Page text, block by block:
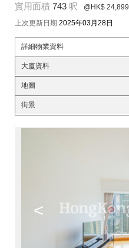
實用面積 743 呎 @HK$ 24,899
上次更新日期 2025年03月28日
詳細物業資料
大廈資料
地圖
街景
<